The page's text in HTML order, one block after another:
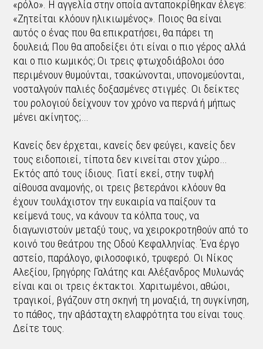
«ρόλο». Η αγγελία στην οποία ανταποκρίθηκαν έλεγε:
«Ζητείται κλόουν ηλικιωμένος». Ποιος θα είναι
αυτός ο ένας που θα επικρατήσει, θα πάρει τη
δουλειά; Που θα αποδείξει ότι είναι ο πιο γέρος αλλά
και ο πιο κωμικός; Οι τρεις φτωχοδιάβολοι όσο
περιμένουν θυμούνται, τσακώνονται, υπονομεύονται,
νοσταλγούν παλιές δοξασμένες στιγμές. Οι δείκτες
του ρολογιού δείχνουν τον χρόνο να περνά ή μήπως
μένει ακίνητος;…
Κανείς δεν έρχεται, κανείς δεν φεύγει, κανείς δεν
τους ειδοποιεί, τίποτα δεν κινείται στον χώρο…
Εκτός από τους ίδιους. Γιατί εκεί, στην τυφλή
αίθουσα αναμονής, οι τρεις βετεράνοι κλόουν θα
έχουν τουλάχιστον την ευκαιρία να παίξουν τα
κείμενά τους, να κάνουν τα κόλπα τους, να
διαγωνιστούν μεταξύ τους, να χειροκροτηθούν από το
κοινό του θεάτρου της Οδού Κεφαλληνίας. Ένα έργο
αστείο, παράλογο, φιλοσοφικό, τρυφερό. Οι Νίκος
Αλεξίου, Γρηγόρης Γαλάτης και Αλέξανδρος Μυλωνάς
είναι και οι τρεις έκτακτοι. Χαριτωμένοι, αθώοι,
τραγικοί, βγάζουν στη σκηνή τη μοναξιά, τη συγκίνηση,
το πάθος, την αβάσταχτη ελαφρότητα του είναι τους.
Δείτε τους.